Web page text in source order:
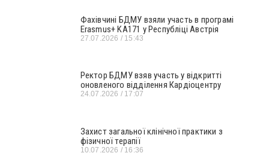
Фахівчині БДМУ взяли участь в програмі
Erasmus+ KA171 у Республіці Австрія
27.07.2026 15:43
Ректор БДМУ взяв участь у відкритті
оновленого відділення Кардіоцентру
24.07.2026 17:07
Захист загальної клінічної практики з
фізичної терапії
10.07.2026 16:36